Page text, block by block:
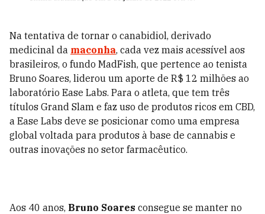
Na tentativa de tornar o canabidiol, derivado
medicinal da maconha, cada vez mais acessível aos
brasileiros, o fundo MadFish, que pertence ao tenista
Bruno Soares, liderou um aporte de R$ 12 milhões ao
laboratório Ease Labs. Para o atleta, que tem três
títulos Grand Slam e faz uso de produtos ricos em CBD,
a Ease Labs deve se posicionar como uma empresa
global voltada para produtos à base de cannabis e
outras inovações no setor farmacêutico.
Aos 40 anos, Bruno Soares consegue se manter no